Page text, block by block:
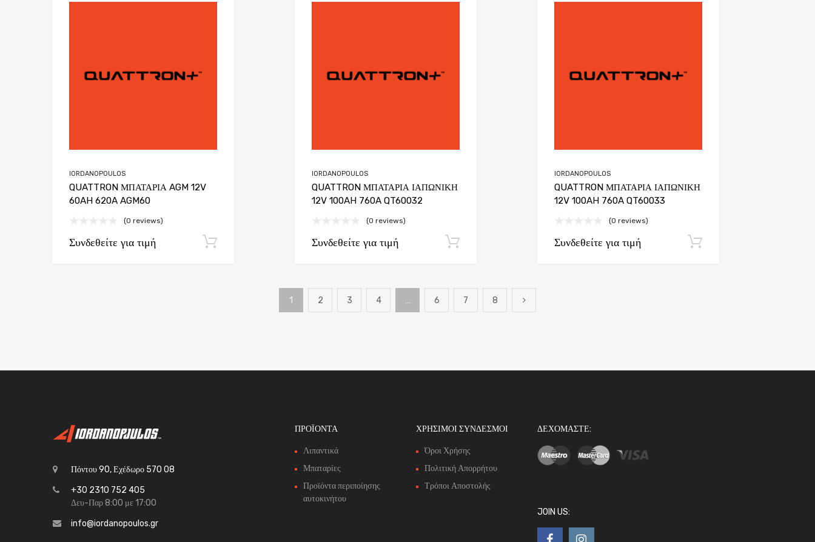
IORDANOPOULOS
QUATTRON ΜΠΑΤΑΡΙΑ AGM 12V
60AH 620A AGM60
(0 reviews)
Συνδεθείτε για τιμή
IORDANOPOULOS
QUATTRON ΜΠΑΤΑΡΙΑ ΙΑΠΩΝΙΚΗ
12V 100AH 760A QT60032
(0 reviews)
Συνδεθείτε για τιμή
IORDANOPOULOS
QUATTRON ΜΠΑΤΑΡΙΑ ΙΑΠΩΝΙΚΗ
12V 100AH 760A QT60033
(0 reviews)
Συνδεθείτε για τιμή
1 2 3 4 … 6 7 8
Πόντου 90, Εχέδωρο 570 08
+30 2310 752 405
Δευ-Παρ 8:00 με 17:00
info@iordanopoulos.gr
ΠΡΟΪΟΝΤΑ
Λιπαντικά
Μπαταρίες
Προϊόντα περιποίησης
αυτοκινήτου
ΧΡΗΣΙΜΟΙ ΣΥΝΔΕΣΜΟΙ
Όροι Χρήσης
Πολιτική Απορρήτου
Τρόποι Αποστολής
ΔΕΧΟΜΑΣΤΕ:
JOIN US: